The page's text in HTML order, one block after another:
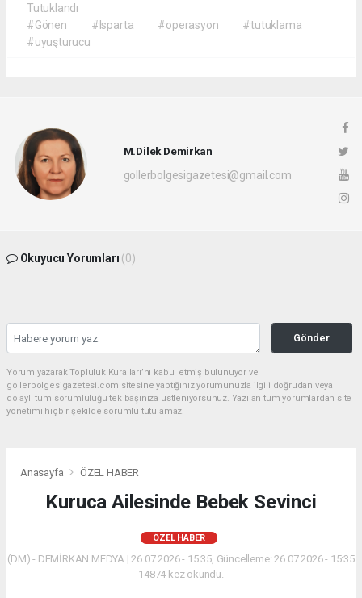
Tutuklandı
#Gönen
#Isparta #operasyon
#tutuklama
#uyuşturucu
M.Dilek Demirkan
gollerbolgesigazetesi@gmail.com
Okuyucu Yorumları (0)
Gönder
Yorum yazarak Topluluk Kuralları’nı kabul etmiş bulunuyor ve
gollerbolgesigazetesi.com sitesine yaptığınız yorumunuzla ilgili doğrudan veya
dolaylı tüm sorumluluğu tek başınıza üstleniyorsunuz. Yazılan tüm yorumlardan site
yönetimi hiçbir şekilde sorumlu tutulamaz.
Anasayfa ÖZEL HABER
Kuruca Ailesinde Bebek Sevinci
ÖZEL HABER
(DM) - DEMİRKAN MEDYA | 26.07.2026 - 15:35, Güncelleme: 26.07.2026 - 15:35
14874 kez okundu.